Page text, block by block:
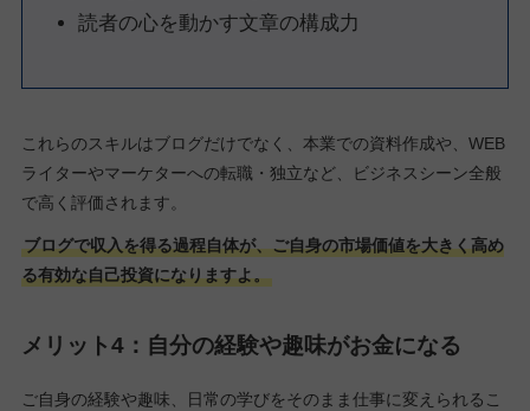
読者の心を動かす文章の構成力
これらのスキルはブログだけでなく、本業での資料作成や、WEB
ライターやマーケターへの転職・独立など、ビジネスシーン全般
で高く評価されます。
ブログで収入を得る過程自体が、ご自身の市場価値を大きく高め
る有効な自己投資になりますよ。
メリット4：自分の経験や趣味がお金になる
ご自身の経験や趣味、日常の学びをそのまま仕事に変えられるこ